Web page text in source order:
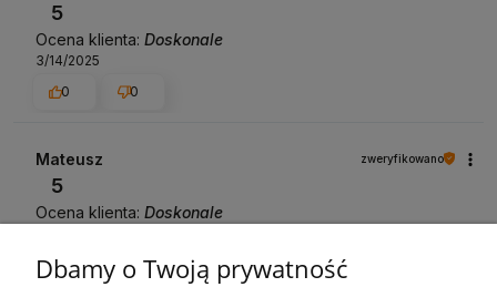
5
Ocena klienta: Doskonale
3/14/2025
0
0
Mateusz zweryfikowano
5
Ocena klienta: Doskonale
0
0
Dbamy o Twoją prywatność